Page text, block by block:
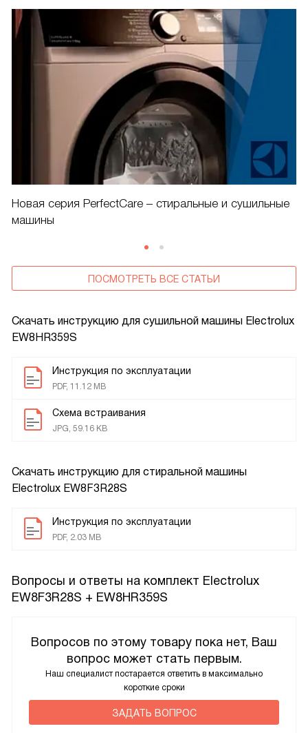
Скачать инструкцию для сушильной машины Electrolux
EW8HR359S
Инструкция по эксплуатации
PDF, 11.12 MB
Схема встраивания
JPG, 59.16 KB
Скачать инструкцию для стиральной машины
Electrolux EW8F3R28S
Инструкция по эксплуатации
PDF, 2.03 MB
Новая серия PerfectCare – стиральные и сушильные
машины
ПОСМОТРЕТЬ ВСЕ СТАТЬИ
Вопросы и ответы на комплект Electrolux
EW8F3R28S + EW8HR359S
Вопросов по этому товару пока нет, Ваш
вопрос может стать первым.
Наш специалист постарается ответить в максимально
короткие сроки
ЗАДАТЬ ВОПРОС